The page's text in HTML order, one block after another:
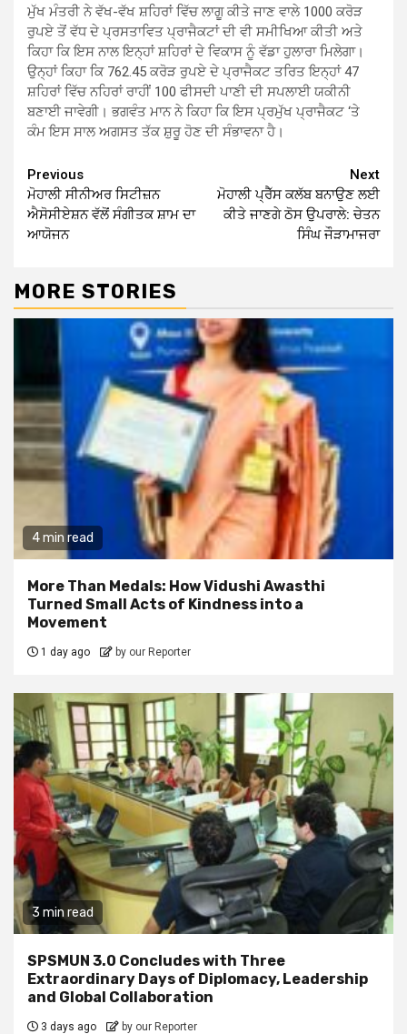
ਮੁੱਖ ਮੰਤਰੀ ਨੇ ਵੱਖ-ਵੱਖ ਸ਼ਹਿਰਾਂ ਵਿੱਚ ਲਾਗੂ ਕੀਤੇ ਜਾਣ ਵਾਲੇ 1000 ਕਰੋੜ
ਰੁਪਏ ਤੋਂ ਵੱਧ ਦੇ ਪ੍ਰਸਤਾਵਿਤ ਪ੍ਰਾਜੈਕਟਾਂ ਦੀ ਵੀ ਸਮੀਖਿਆ ਕੀਤੀ ਅਤੇ
ਕਿਹਾ ਕਿ ਇਸ ਨਾਲ ਇਨ੍ਹਾਂ ਸ਼ਹਿਰਾਂ ਦੇ ਵਿਕਾਸ ਨੂੰ ਵੱਡਾ ਹੁਲਾਰਾ ਮਿਲੇਗਾ।
ਉਨ੍ਹਾਂ ਕਿਹਾ ਕਿ 762.45 ਕਰੋੜ ਰੁਪਏ ਦੇ ਪ੍ਰਾਜੈਕਟ ਤਰਿਤ ਇਨ੍ਹਾਂ 47
ਸ਼ਹਿਰਾਂ ਵਿੱਚ ਨਹਿਰਾਂ ਰਾਹੀਂ 100 ਫੀਸਦੀ ਪਾਣੀ ਦੀ ਸਪਲਾਈ ਯਕੀਨੀ
ਬਣਾਈ ਜਾਵੇਗੀ। ਭਗਵੰਤ ਮਾਨ ਨੇ ਕਿਹਾ ਕਿ ਇਸ ਪ੍ਰਮੁੱਖ ਪ੍ਰਾਜੈਕਟ ‘ਤੇ
ਕੰਮ ਇਸ ਸਾਲ ਅਗਸਤ ਤੱਕ ਸ਼ੁਰੂ ਹੋਣ ਦੀ ਸੰਭਾਵਨਾ ਹੈ।
Continue
Reading
Previous
ਮੋਹਾਲੀ ਸੀਨੀਅਰ ਸਿਟੀਜ਼ਨ
ਐਸੋਸੀਏਸ਼ਨ ਵੱਲੋਂ ਸੰਗੀਤਕ ਸ਼ਾਮ ਦਾ
ਆਯੋਜਨ
Next
ਮੋਹਾਲੀ ਪ੍ਰੈੱਸ ਕਲੱਬ ਬਨਾਉਣ ਲਈ
ਕੀਤੇ ਜਾਣਗੇ ਠੋਸ ਉਪਰਾਲੇ: ਚੇਤਨ
ਸਿੰਘ ਜੌੜਾਮਾਜਰਾ
MORE STORIES
4 min read
More Than Medals: How Vidushi Awasthi
Turned Small Acts of Kindness into a
Movement
1 day ago by our Reporter
3 min read
SPSMUN 3.0 Concludes with Three
Extraordinary Days of Diplomacy, Leadership
and Global Collaboration
3 days ago by our Reporter